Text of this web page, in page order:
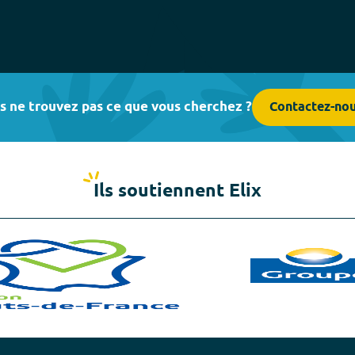
ne trouvez pas ce que vous cherchez ? Contactez-
Ils soutiennent Elix